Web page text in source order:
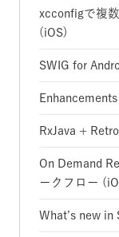
xcconfigで複
(iOS)
SWIG for
RxJava +
On Demand
ークフロー
What’s new in